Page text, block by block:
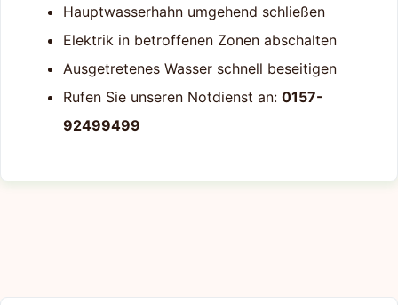
Hauptwasserhahn umgehend schließen
Elektrik in betroffenen Zonen abschalten
Ausgetretenes Wasser schnell beseitigen
Rufen Sie unseren Notdienst an: 0157-
92499499